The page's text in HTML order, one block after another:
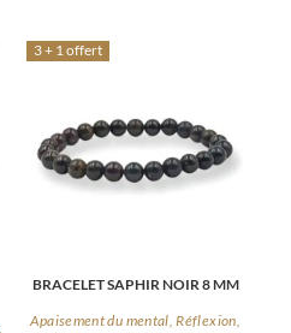
3 + 1 offert
BRACELET SAPHIR NOIR 8 MM
Apaisement du mental, Réflexion,